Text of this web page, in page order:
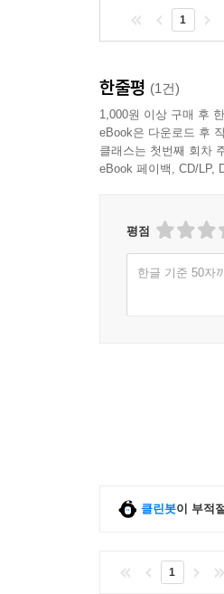
는―‘아들의 연인과
소설’의 관점에서
---p.258 「8장 ‘절대
흥미로운 것은 이
나 이제는 어쩔 수
함’을 그저 세상의
그 ‘무해함’이라는
름이기 때문이다.
---p.295 「9장 ‘건널
6장은 신경숙의 《
삶을 재현하는 데
의미화한다.
2000년대 소설 중
예술가소설의 오래
2020년대적 마음의
남성적 전통과 관
불같이 반짝이고 뭉
내주었”다. 공모와
결과물이다. 지면
만들어진다”고 힘
1
한줄평 (1건)
1,000원 이상 구매 후
eBook은 다운로드 후
클래스는 첫번째 회차
eBook 페이백, CD/LP,
평점
한글 기준 50자
클린봇이 부적
1